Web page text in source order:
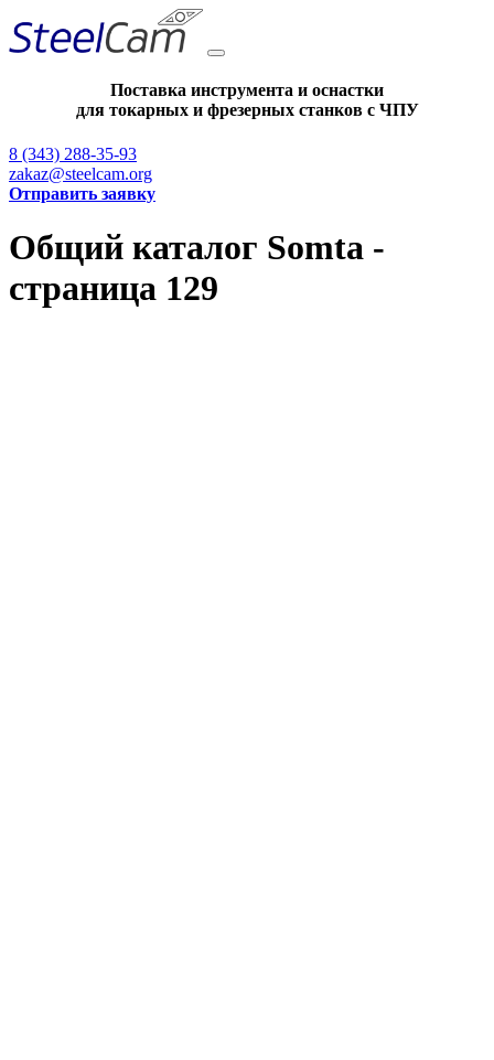
Поставка инструмента и оснастки
для токарных и фрезерных станков с ЧПУ
8 (343) 288-35-93
zakaz@steelcam.org
Отправить заявку
Общий каталог Somta -
страница 129